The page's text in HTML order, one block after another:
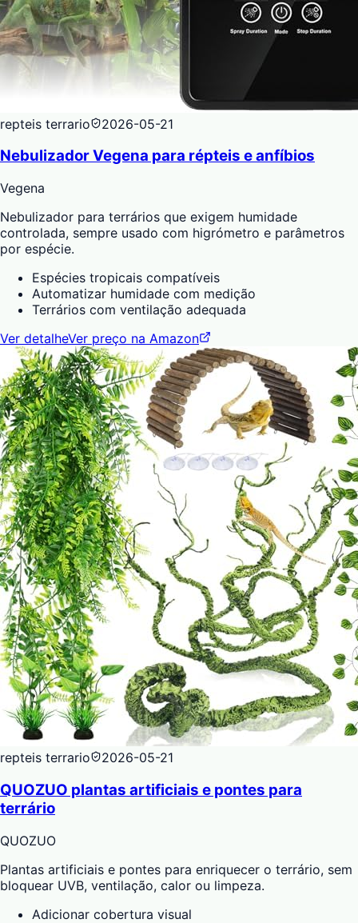
repteis terrario 2026-05-21
Nebulizador Vegena para répteis e anfíbios
Vegena
Nebulizador para terrários que exigem humidade
controlada, sempre usado com higrómetro e parâmetros
por espécie.
Espécies tropicais compatíveis
Automatizar humidade com medição
Terrários com ventilação adequada
Ver detalheVer preço na Amazon
repteis terrario 2026-05-21
QUOZUO plantas artificiais e pontes para
terrário
QUOZUO
Plantas artificiais e pontes para enriquecer o terrário, sem
bloquear UVB, ventilação, calor ou limpeza.
Adicionar cobertura visual